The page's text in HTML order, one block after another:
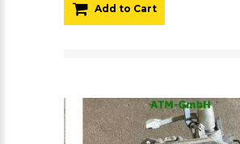
Add to Cart